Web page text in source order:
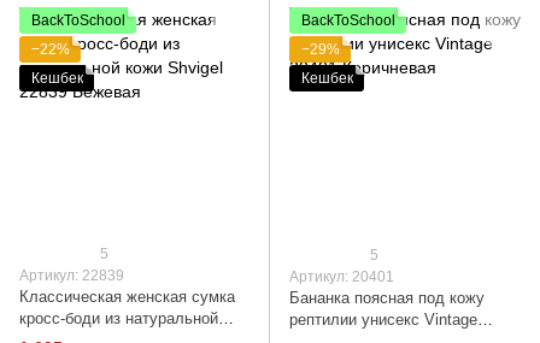
BackToSchool
−22%
Кешбек
5
Артикул: 22839
Классическая женская сумка
кросс-боди из натуральной
BackToSchool
−29%
Кешбек
5
Артикул: 20401
Бананка поясная под кожу
рептилии унисекс Vintage